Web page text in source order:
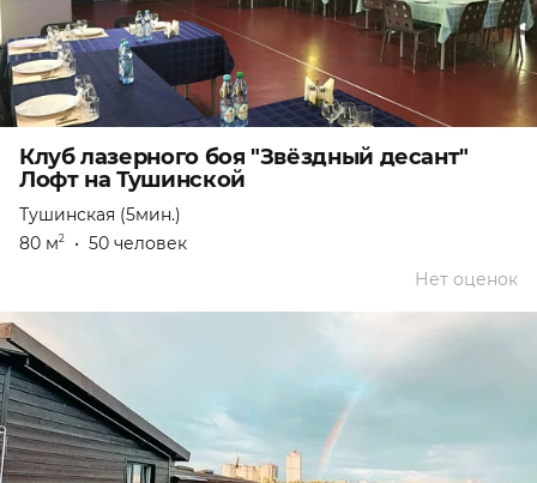
Клуб лазерного боя "Звёздный десант"
Лофт на Тушинской
Тушинская (5мин.)
80 м2 • 50 человек
Нет оценок